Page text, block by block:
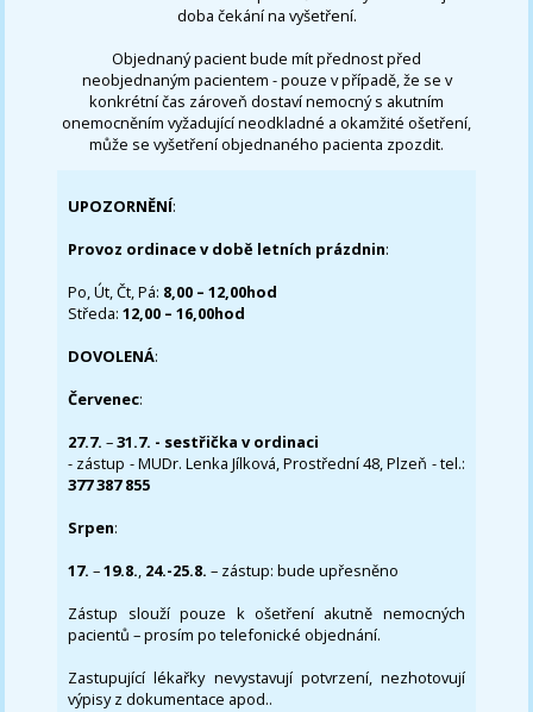
doba čekání na vyšetření.
Objednaný pacient bude mít přednost před
neobjednaným pacientem - pouze v případě, že se v
konkrétní čas zároveň dostaví nemocný s akutním
onemocněním vyžadující neodkladné a okamžité ošetření,
může se vyšetření objednaného pacienta zpozdit.
UPOZORNĚNÍ:
Provoz ordinace v době letních prázdnin:
Po, Út, Čt, Pá: 8,00 – 12,00hod
Středa:12,00 – 16,00hod
DOVOLENÁ:
Červenec:
27.7.–31.7. - sestřička v ordinaci
- zástup - MUDr. Lenka Jílková, Prostřední 48, Plzeň - tel.:
377 387 855
Srpen:
17. –19.8., 24.-25.8. – zástup: bude upřesněno
Zástup slouží pouze k ošetření akutně nemocných
pacientů – prosím po telefonické objednání.
Zastupující lékařky nevystavují potvrzení, nezhotovují
výpisy z dokumentace apod..